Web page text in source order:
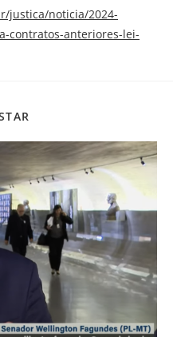
justica/noticia/2024-
contratos-anteriores-lei-